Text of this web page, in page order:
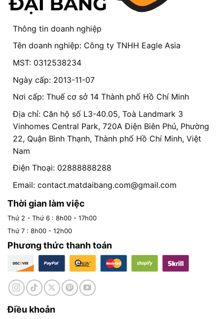
Thông tin doanh nghiệp
Tên doanh nghiệp: Công ty TNHH Eagle Asia
MST: 0312538234
Ngày cấp: 2013-11-07
Nơi cấp: Thuế cơ sở 14 Thành phố Hồ Chí Minh
Địa chỉ: Căn hộ số L3-40.05, Toà Landmark 3
Vinhomes Central Park, 720A Điện Biên Phủ, Phường
22, Quận Bình Thạnh, Thành phố Hồ Chí Minh, Việt
Nam
Điện Thoại: 02888888288
Email: contact.matdaibang.com@gmail.com
Thời gian làm việc
Thứ 2 - Thứ 6 : 8h00 - 17h00
Thứ 7 : 8h00 - 12h00
Phương thức thanh toán
Điều khoản